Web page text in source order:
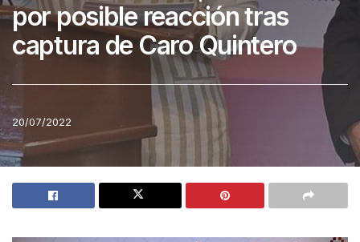
por posible reacción tras
captura de Caro Quintero
20/07/2022